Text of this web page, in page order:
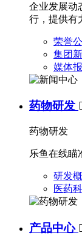
企业发展动
行，提供有
荣誉
集团
媒体
药物研发
药物研发
乐鱼在线瞄
研发
医药
产品中心